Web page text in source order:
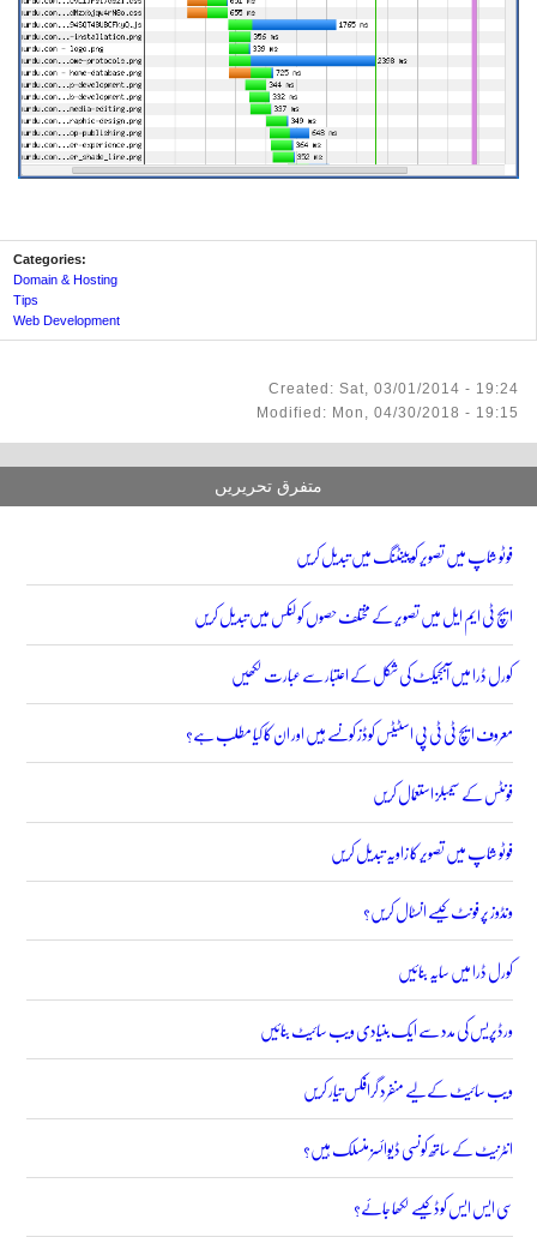
Categories:
Domain & Hosting
Tips
Web Development
Created: Sat, 03/01/2014 - 19:24
Modified: Mon, 04/30/2018 - 19:15
متفرق تحریریں
فوٹو شاپ میں تصویر کو پینٹنگ میں تبدیل کریں
ایچ ٹی ایم ایل میں تصویر کے مختلف حصوں کو لنکس میں تبدیل کریں
کورل ڈرا میں آبجیکٹ کی شکل کے اعتبار سے عبارت لکھیں
معروف ایچ ٹی ٹی پی اسٹیٹس کوڈز کونسے ہیں اور ان کا کیا مطلب ہے؟
فونٹس کے سیمبلز استعمال کریں
فوٹو شاپ میں تصویر کا زاویہ تبدیل کریں
ونڈوز پر فونٹ کیسے انسٹال کریں؟
کورل ڈرا میں سایہ بنائیں
ورڈپریس کی مدد سے ایک بنیادی ویب سائیٹ بنائیں
ویب سائیٹ کے لیے منفرد گرافکس تیار کریں
انٹرنیٹ کے ساتھ کونسی ڈیوائسز منسلک ہیں؟
سی ایس ایس کوڈ کیسے لکھا جائے؟